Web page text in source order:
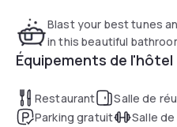
Blast your best tunes
in this beautiful
Équipements de l'hôtel
Restaurant Salle de
Parking gratuit
Salle